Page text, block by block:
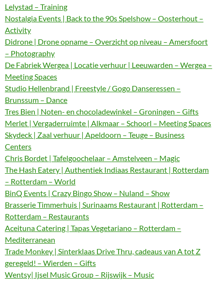
Lelystad – Training
Nostalgia Events | Back to the 90s Spelshow – Oosterhout –
Activity
Didrone | Drone opname – Overzicht op niveau – Amersfoort
– Photography
De Fabriek Wergea | Locatie verhuur | Leeuwarden – Wergea –
Meeting Spaces
Studio Hellenbrand | Freestyle / Gogo Danseressen –
Brunssum – Dance
Tres Bien | Noten- en chocoladewinkel – Groningen – Gifts
Merlet | Vergaderruimte | Alkmaar – Schoorl – Meeting Spaces
Skydeck | Zaal verhuur | Apeldoorn – Teuge – Business
Centers
Chris Bordet | Tafelgoochelaar – Amstelveen – Magic
The Hash Eatery | Authentiek Indiaas Restaurant | Rotterdam
– Rotterdam – World
BinQ Events | Crazy Bingo Show – Nuland – Show
Brasserie Timmerhuis | Surinaams Restaurant | Rotterdam –
Rotterdam – Restaurants
Aceituna Catering | Tapas Vegetariano – Rotterdam –
Mediterranean
Trade Monkey | Sinterklaas Drive Thru, cadeaus van A tot Z
geregeld! – Wierden – Gifts
Wentsy| Ijsel Music Group – Rijswijk – Music